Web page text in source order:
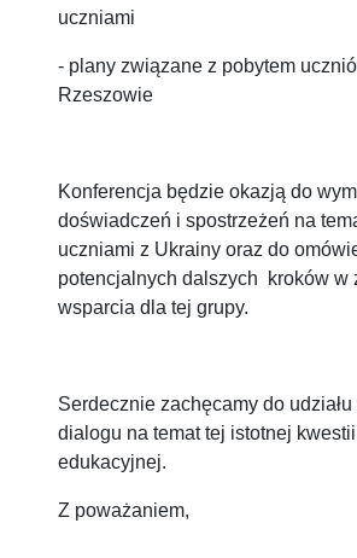
- plany związane z pobytem
Rzeszowie
doświadczeń i spostrzeżeń na
uczniami z Ukrainy oraz do
potencjalnych dalszych kroków w
wsparcia dla tej grupy.
dialogu na temat tej istotnej
edukacyjnej.
Z poważaniem,